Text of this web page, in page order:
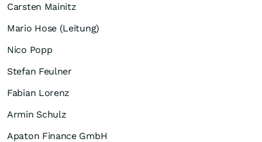
Carsten Mainitz
Mario Hose (Leitung)
Nico Popp
Stefan Feulner
Fabian Lorenz
Armin Schulz
Apaton Finance GmbH